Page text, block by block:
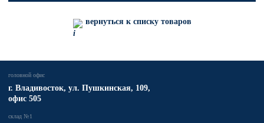
вернуться к списку товаров
головной офис
​г. Владивосток, ул. Пушкинская, 109,
офис 505
склад №1